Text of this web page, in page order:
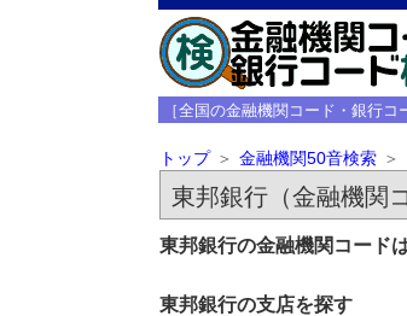
［全国の金融機関コード・銀行
トップ 金融機関50音検索
東邦銀行（金融機関
東邦銀行の金融機関コード
東邦銀行の支店を探す